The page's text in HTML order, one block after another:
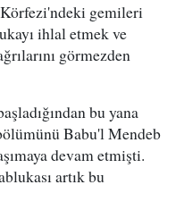
gemileri
ihlal etmek ve
görmezden
bu yana
Babu'l Mendeb
devam etmişti.
artık bu